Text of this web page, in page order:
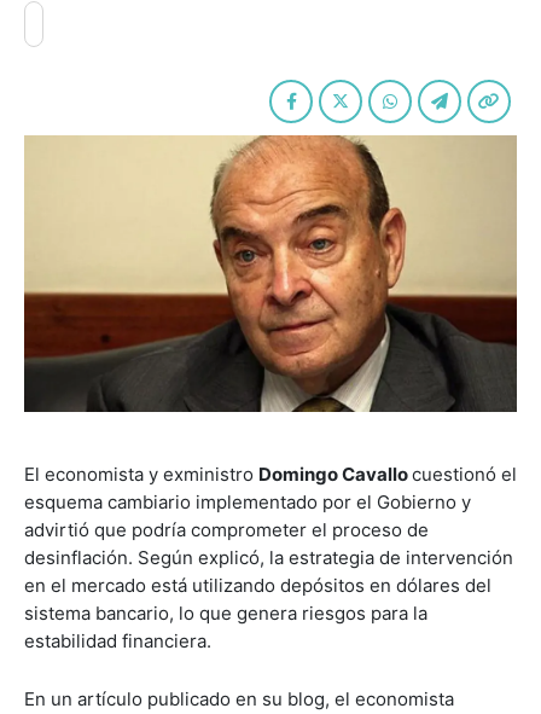
El economista y exministro Domingo Cavallocuestionó el
esquema cambiario implementado por el Gobierno y
advirtió que podría comprometer el proceso de
desinflación. Según explicó, la estrategia de intervención
en el mercado está utilizando depósitos en dólares del
sistema bancario, lo que genera riesgos para la
estabilidad financiera.
En un artículo publicado en su blog, el economista